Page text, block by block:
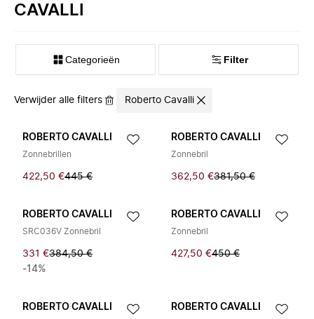
CAVALLI
Categorieën Filter
Verwijder alle filters Roberto Cavalli
ROBERTO CAVALLI
Zonnebrillen
422,50 €445 €
ROBERTO CAVALLI
Zonnebril
362,50 €381,50 €
ROBERTO CAVALLI
SRC036V Zonnebril
331 €384,50 €
-14%
ROBERTO CAVALLI
Zonnebril
427,50 €450 €
ROBERTO CAVALLI ROBERTO CAVALLI